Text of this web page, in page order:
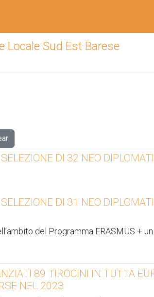
DI 32 NEO
DI 31 NEO
del Programma ERASMUS +
89 TIROCINI IN TUTTA
NEL 2023